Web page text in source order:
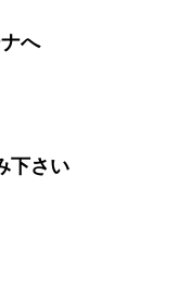
へ
さい